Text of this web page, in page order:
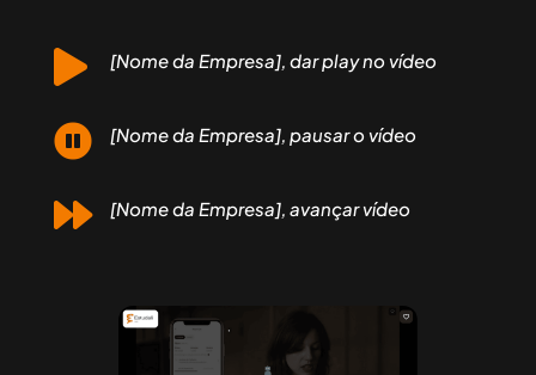
 [Nome da Empresa], dar play no vídeo
 [Nome da Empresa], pausar o vídeo
 [Nome da Empresa], avançar vídeo